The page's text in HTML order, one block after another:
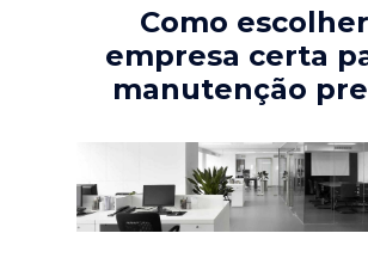
Como
empresa certa
manutenção